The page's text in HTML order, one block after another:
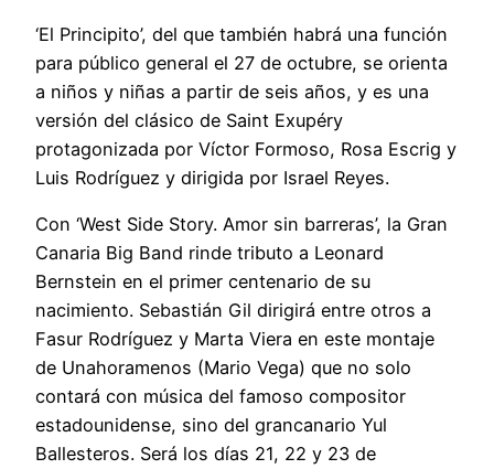
‘El Principito’, del que también habrá una función
para público general el 27 de octubre, se orienta
a niños y niñas a partir de seis años, y es una
versión del clásico de Saint Exupéry
protagonizada por Víctor Formoso, Rosa Escrig y
Luis Rodríguez y dirigida por Israel Reyes.
Con ‘West Side Story. Amor sin barreras’, la Gran
Canaria Big Band rinde tributo a Leonard
Bernstein en el primer centenario de su
nacimiento. Sebastián Gil dirigirá entre otros a
Fasur Rodríguez y Marta Viera en este montaje
de Unahoramenos (Mario Vega) que no solo
contará con música del famoso compositor
estadounidense, sino del grancanario Yul
Ballesteros. Será los días 21, 22 y 23 de